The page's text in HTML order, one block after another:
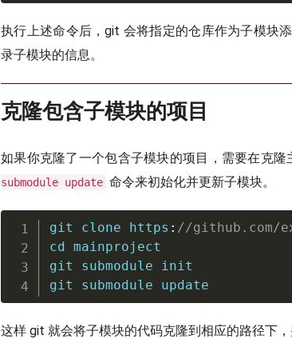
执行上述命令后，git 会将指定的仓库作为子模块
录子模块的信息。
克隆包含子模块的项目
如果你克隆了一个包含子模块的项目，需要在克隆
submodule update 命令来初始化并更新子模块。
git clone https : //github.com/
cd
git
git submodule update
这样 git 就会将子模块的代码克隆到相应的路径下，